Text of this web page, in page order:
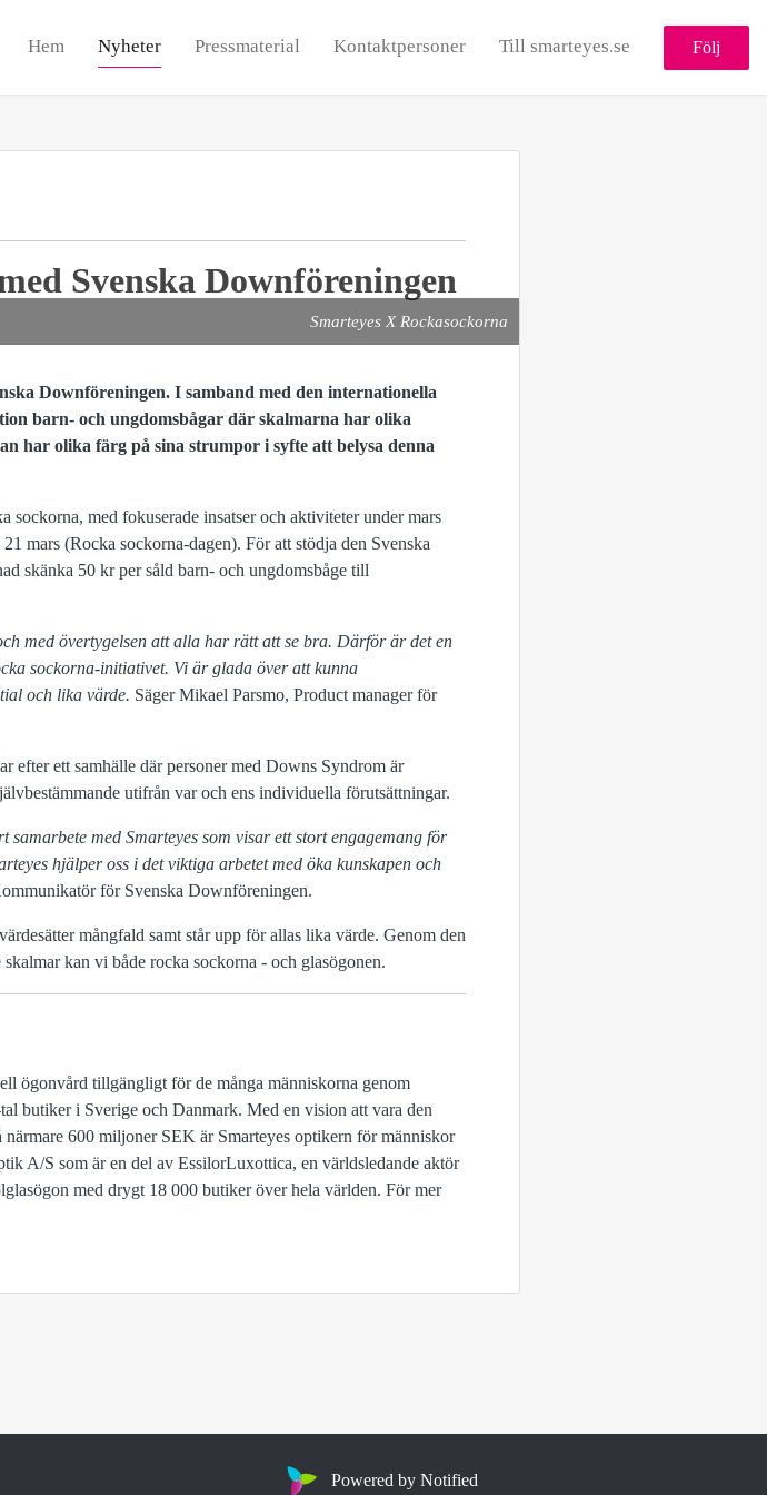
Hem Nyheter Pressmaterial Kontaktpersoner Till smarteyes.se Följ
Svenska Downföreningen
Smarteyes X Rockasockorna
Downföreningen. I samband med den internationella
barn- och ungdomsbågar där skalmarna har olika
har olika färg på sina strumpor i syfte att belysa denna
sockorna, med fokuserade insatser och aktiviteter under mars
mars (Rocka sockorna-dagen). För att stödja den Svenska
skänka 50 kr per såld barn- och ungdomsbåge till
med övertygelsen att alla har rätt att se bra. Därför är det en
sockorna-initiativet. Vi är glada över att kunna
och lika värde. Säger Mikael Parsmo, Product manager för
efter ett samhälle där personer med Downs Syndrom är
utifrån var och ens individuella förutsättningar.
med Smarteyes som visar ett stort engagemang för
hjälper oss i det viktiga arbetet med öka kunskapen och
för Svenska Downföreningen.
mångfald samt står upp för allas lika värde. Genom den
kan vi både rocka sockorna - och glasögonen.
ögonvård tillgängligt för de många människorna genom
butiker i Sverige och Danmark. Med en vision att vara den
600 miljoner SEK är Smarteyes optikern för människor
A/S som är en del av EssilorLuxottica, en världsledande aktör
med drygt 18 000 butiker över hela världen. För mer
Powered by Notified